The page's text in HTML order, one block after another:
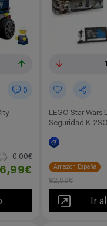
0
0.00€
6,99€
1
LEGO Star Wars
Seguridad K-2SO
Amazon España
82,99€
Ir